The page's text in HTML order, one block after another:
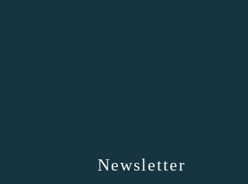
Newsletter